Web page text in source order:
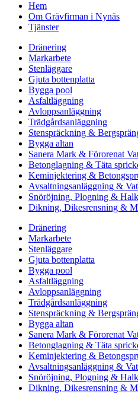
Hem
Om Grävfirman i Nynäs
Tjänster
Dränering
Markarbete
Stenläggare
Gjuta bottenplatta
Bygga pool
Asfaltläggning
Avloppsanläggning
Trädgårdsanläggning
Stenspräckning &
Bygga altan
Sanera Mark & Förorenat
Betonglagning & Täta
Keminjektering &
Avsaltningsanläggning &
Snöröjning, Plogning &
Dikning, Dikesrensning &
Dränering
Markarbete
Stenläggare
Gjuta bottenplatta
Bygga pool
Asfaltläggning
Avloppsanläggning
Trädgårdsanläggning
Stenspräckning &
Bygga altan
Sanera Mark & Förorenat
Betonglagning & Täta
Keminjektering &
Avsaltningsanläggning &
Snöröjning, Plogning &
Dikning, Dikesrensning &